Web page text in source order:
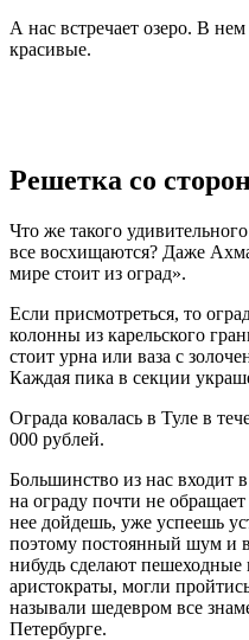
А нас встречает озеро. В
красивые.
Решетка со
Что же такого
все восхищаются? Даже
мире стоит из оград».
Если присмотреться, то
колонны из карельского
стоит урна или ваза с
Каждая пика в секции
Ограда ковалась в Туле в
000 рублей.
Большинство из нас входит
на ограду почти не
нее дойдешь, уже успеешь
поэтому постоянный шум и
нибудь сделают
аристократы, могли
называли шедевром все
Петербурге.